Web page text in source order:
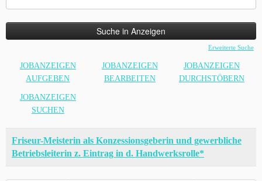
Erweiterte Suche
JOBANZEIGEN
AUFGEBEN
JOBANZEIGEN
BEARBEITEN
JOBANZEIGEN
DURCHSTÖBERN
JOBANZEIGEN
SUCHEN
Friseur-Meisterin als Konzessionsgeberin und gewerbliche
Betriebsleiterin z. Eintrag in d. Handwerksrolle*